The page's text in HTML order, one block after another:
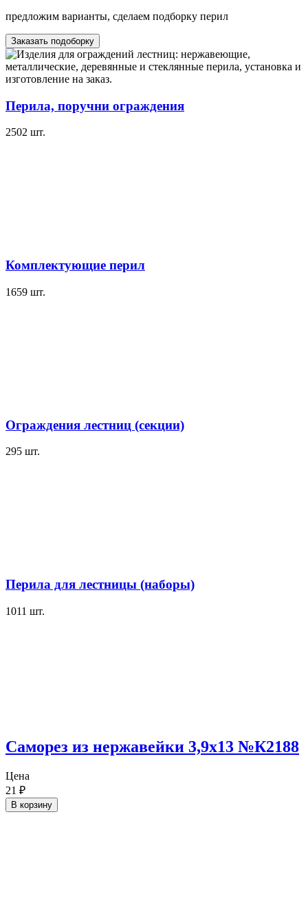
предложим варианты, сделаем подборку перил
Заказать подоборку
Перила, поручни ограждения
2502 шт.
Комплектующие перил
1659 шт.
Ограждения лестниц (секции)
295 шт.
Перила для лестницы (наборы)
1011 шт.
Саморез из нержавейки 3,9х13 №К2188
Цена
21 ₽
В корзину